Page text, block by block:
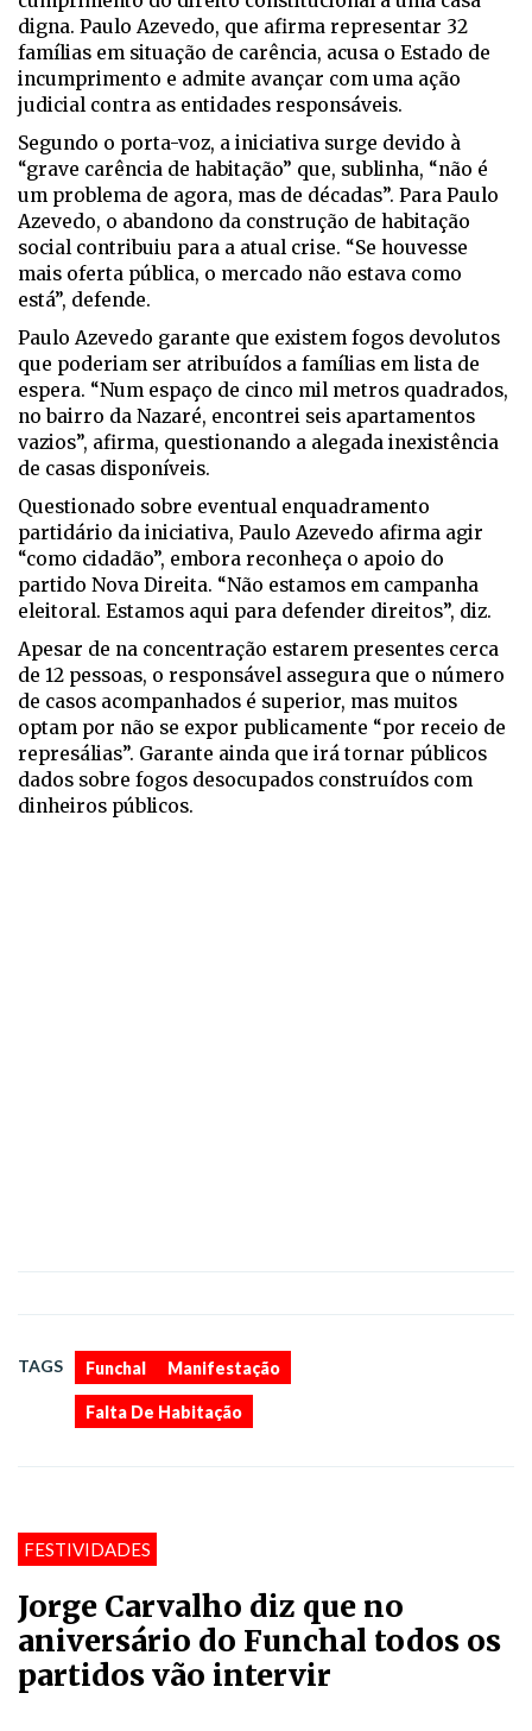
digna. Paulo Azevedo, que afirma representar 32
famílias em situação de carência, acusa o Estado de
incumprimento e admite avançar com uma ação
judicial contra as entidades responsáveis.
Segundo o porta-voz, a iniciativa surge devido à
“grave carência de habitação” que, sublinha, “não é
um problema de agora, mas de décadas”. Para Paulo
Azevedo, o abandono da construção de habitação
social contribuiu para a atual crise. “Se houvesse
mais oferta pública, o mercado não estava como
está”, defende.
Paulo Azevedo garante que existem fogos devolutos
que poderiam ser atribuídos a famílias em lista de
espera. “Num espaço de cinco mil metros quadrados,
no bairro da Nazaré, encontrei seis apartamentos
vazios”, afirma, questionando a alegada inexistência
de casas disponíveis.
Questionado sobre eventual enquadramento
partidário da iniciativa, Paulo Azevedo afirma agir
“como cidadão”, embora reconheça o apoio do
partido Nova Direita. “Não estamos em campanha
eleitoral. Estamos aqui para defender direitos”, diz.
Apesar de na concentração estarem presentes cerca
de 12 pessoas, o responsável assegura que o número
de casos acompanhados é superior, mas muitos
optam por não se expor publicamente “por receio de
represálias”. Garante ainda que irá tornar públicos
dados sobre fogos desocupados construídos com
dinheiros públicos.
TAGS Funchal Manifestação
Falta De Habitação
FESTIVIDADES
Jorge Carvalho diz que no
aniversário do Funchal todos os
partidos vão intervir